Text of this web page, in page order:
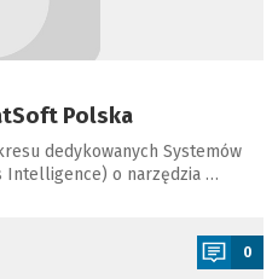
Polska
dedykowanych Systemów
Intelligence) o narzędzia …
0